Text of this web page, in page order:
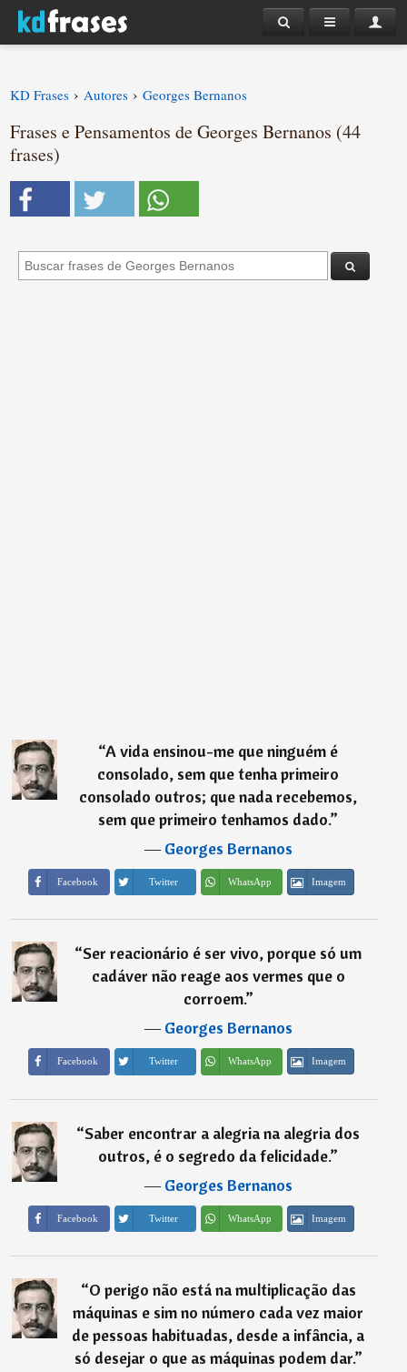
KD Frases › Autores › Georges Bernanos
Frases e Pensamentos de Georges Bernanos (44
frases)
“A vida ensinou-me que ninguém é
consolado, sem que tenha primeiro
consolado outros; que nada recebemos,
sem que primeiro tenhamos dado.”
―Georges Bernanos
Facebook Twitter WhatsApp Imagem
“Ser reacionário é ser vivo, porque só um
cadáver não reage aos vermes que o
corroem.”
―Georges Bernanos
Facebook Twitter WhatsApp Imagem
“Saber encontrar a alegria na alegria dos
outros, é o segredo da felicidade.”
―Georges Bernanos
Facebook Twitter WhatsApp Imagem
“O perigo não está na multiplicação das
máquinas e sim no número cada vez maior
de pessoas habituadas, desde a infância, a
só desejar o que as máquinas podem dar.”